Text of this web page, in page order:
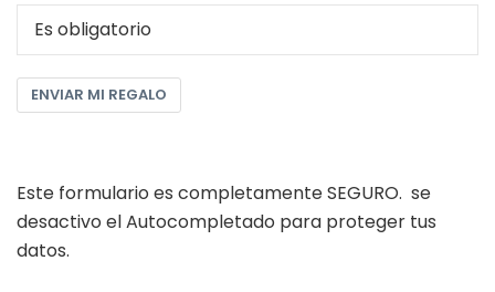
ENVIAR MI REGALO
Este formulario es completamente SEGURO. se
desactivo el Autocompletado para proteger tus
datos.